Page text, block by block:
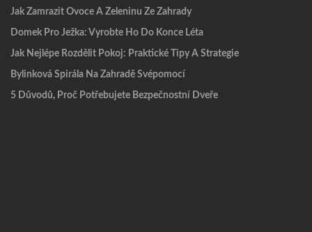
Jak Zamrazit Ovoce A Zeleninu Ze Zahrady
Domek Pro Ježka: Vyrobte Ho Do Konce Léta
Jak Nejlépe Rozdělit Pokoj: Praktické Tipy A Strategie
Bylinková Spirála Na Zahradě Svépomocí
5 Důvodů, Proč Potřebujete Bezpečnostní Dveře